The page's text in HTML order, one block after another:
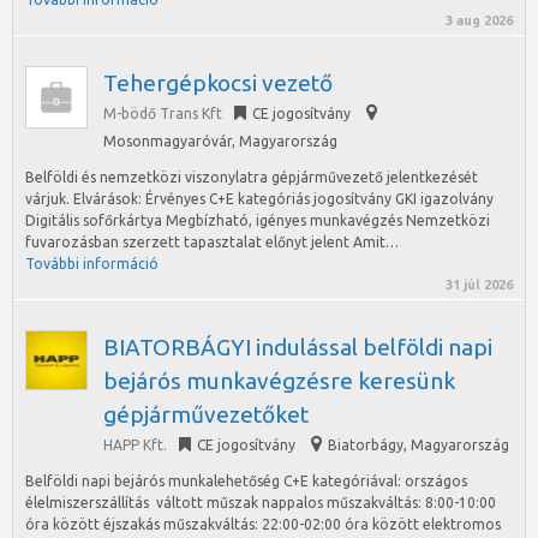
3 aug 2026
Tehergépkocsi vezető
M-bödő Trans Kft
CE jogosítvány
Mosonmagyaróvár, Magyarország
Belföldi és nemzetközi viszonylatra gépjárművezető jelentkezését
várjuk. Elvárások: Érvényes C+E kategóriás jogosítvány GKI igazolvány
Digitális sofőrkártya Megbízható, igényes munkavégzés Nemzetközi
fuvarozásban szerzett tapasztalat előnyt jelent Amit…
További információ
31 júl 2026
BIATORBÁGYI indulással belföldi napi
bejárós munkavégzésre keresünk
gépjárművezetőket
HAPP Kft. CE jogosítvány Biatorbágy, Magyarország
Belföldi napi bejárós munkalehetőség C+E kategóriával: országos
élelmiszerszállítás váltott műszak nappalos műszakváltás: 8:00-10:00
óra között éjszakás műszakváltás: 22:00-02:00 óra között elektromos